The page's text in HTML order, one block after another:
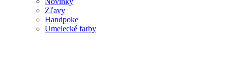
Zľavy
Handpoke
Umelecké farby